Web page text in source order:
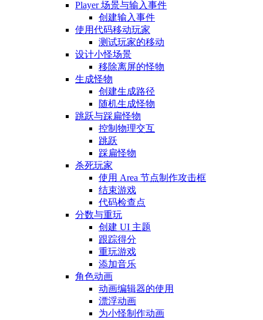
Player 场景与输入事件
创建输入事件
使用代码移动玩家
测试玩家的移动
设计小怪场景
移除离屏的怪物
生成怪物
创建生成路径
随机生成怪物
跳跃与踩扁怪物
控制物理交互
跳跃
踩扁怪物
杀死玩家
使用 Area 节点制作攻击框
结束游戏
代码检查点
分数与重玩
创建 UI 主题
跟踪得分
重玩游戏
添加音乐
角色动画
动画编辑器的使用
漂浮动画
为小怪制作动画